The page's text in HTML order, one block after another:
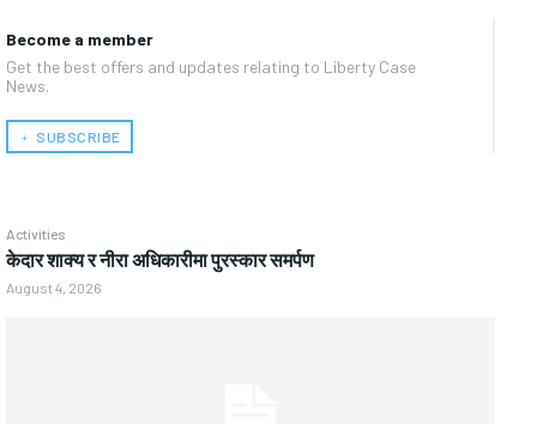
Become a member
Get the best offers and updates relating to Liberty Case
News.
﹢ SUBSCRIBE
Activities
केदार शाक्य र नीरा अधिकारीमा पुरस्कार समर्पण
August 4, 2026